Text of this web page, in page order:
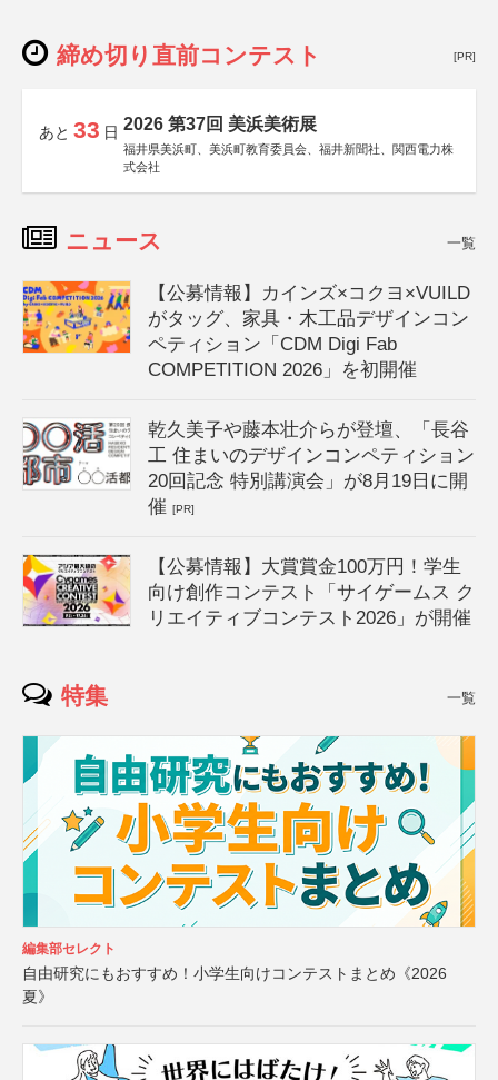
締め切り直前コンテスト [PR]
あと 33 日 2026 第37回 美浜美術展
福井県美浜町、美浜町教育委員会、福井新聞社、関西電力株
式会社
ニュース 一覧
【公募情報】カインズ×コクヨ×VUILD
がタッグ、家具・木工品デザインコン
ペティション「CDM Digi Fab
COMPETITION 2026」を初開催
乾久美子や藤本壮介らが登壇、「長谷
工 住まいのデザインコンペティション
20回記念 特別講演会」が8月19日に開
催[PR]
【公募情報】大賞賞金100万円！学生
向け創作コンテスト「サイゲームス ク
リエイティブコンテスト2026」が開催
特集 一覧
編集部セレクト
自由研究にもおすすめ！小学生向けコンテストまとめ《2026
夏》